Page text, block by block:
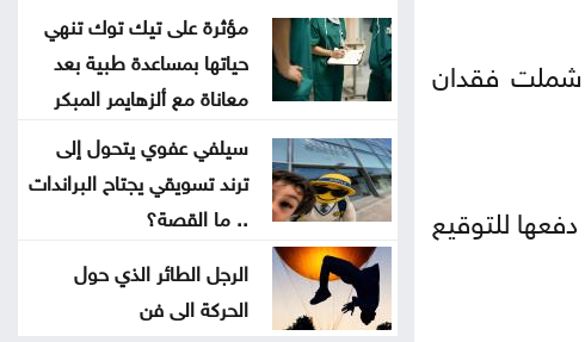
6 أشهر بأعراض قاسية شملت فقدان
للتوقيع
هندسة عمان الأهلية تحصد المركز
الأول بمسابقة مشاريع النقل والمرور
2.8 مليار دينار قروض كشف الراتب
منذ بداية العام
معالم سعودية تضاء بأعلام المملكة
وتركيا وباكستان .. صور
مؤثرة على تيك توك تنهي
حياتها بمساعدة طبية بعد
معاناة مع ألزهايمر المبكر
سيلفي عفوي يتحول إلى
ترند تسويقي يجتاح البراندات
.. ما القصة؟
الرجل الطائر الذي حول
الحركة الى فن